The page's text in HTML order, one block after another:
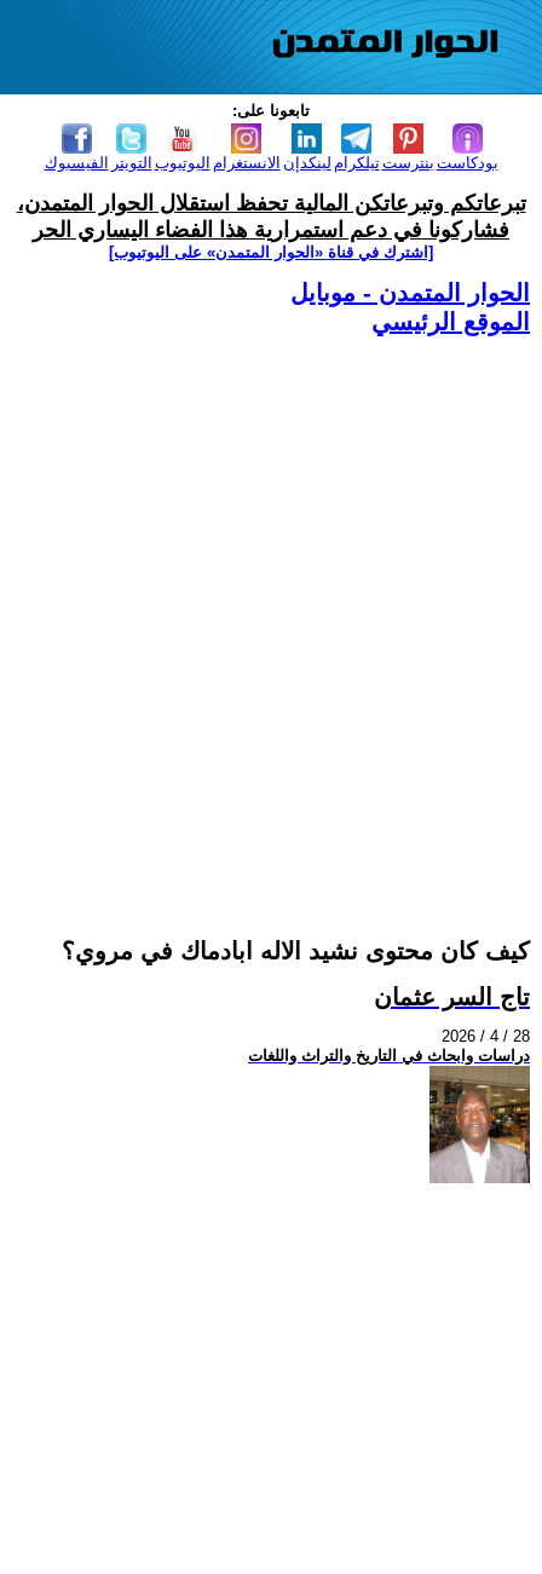
تابعونا على:
الفيسبوك التويتر اليوتيوب الانستغرام لينكدإن تيلكرامبنترست بودكاست
تبرعاتكم وتبرعاتكن المالية تحفظ استقلال الحوار المتمدن،
فشاركونا في دعم استمرارية هذا الفضاء اليساري الحر
[اشترك في قناة ‫«الحوار المتمدن» على اليوتيوب]
الحوار المتمدن - موبايل
الموقع الرئيسي
كيف كان محتوى نشيد الاله ابادماك في مروي؟
تاج السر عثمان
2026 / 4 / 28
دراسات وابحاث في التاريخ والتراث واللغات